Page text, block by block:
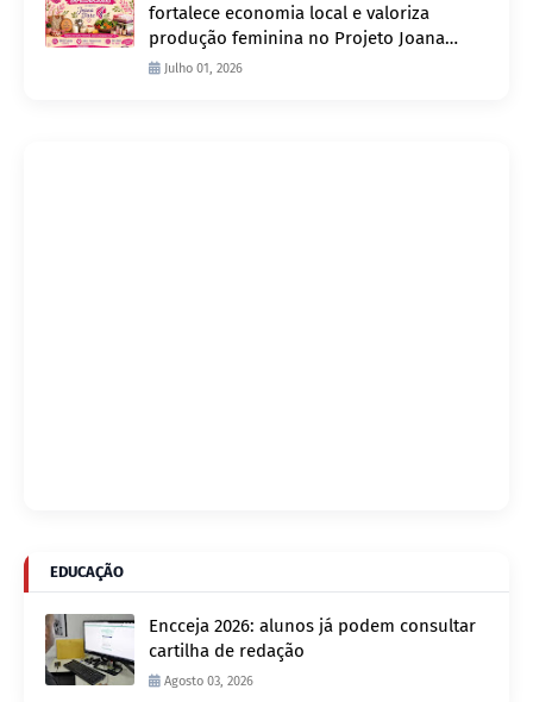
fortalece economia local e valoriza
produção feminina no Projeto Joana
D’Arc
Julho 01, 2026
EDUCAÇÃO
Encceja 2026: alunos já podem consultar
cartilha de redação
Agosto 03, 2026